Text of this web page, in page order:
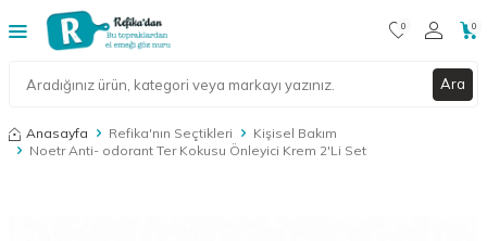
Ara
0 0
Anasayfa Refika'nın Seçtikleri
Kişisel Bakım
Noetr Anti- odorant Ter Kokusu Önleyici Krem 2'Li Set